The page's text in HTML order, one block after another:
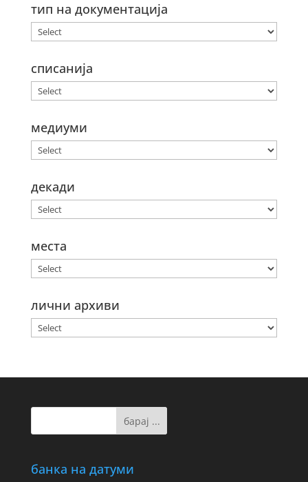
тип на документација
списанија
медиуми
декади
места
лични архиви
банка на датуми